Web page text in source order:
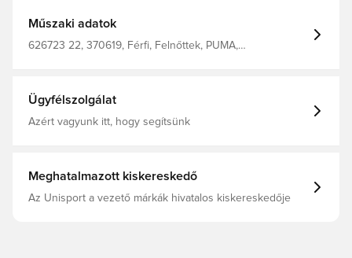
oldalzsebekben pedig elrejtheted a legfontosabb
megjelenést. Kezdődjenek a hétvégi kalandok! Laza
Műszaki adatok
626723 22, 370619, Férfi, Felnőttek, PUMA,
Ügyfélszolgálat
Azért vagyunk itt, hogy segítsünk
Meghatalmazott kiskereskedő
Az Unisport a vezető márkák hivatalos kiskereskedője